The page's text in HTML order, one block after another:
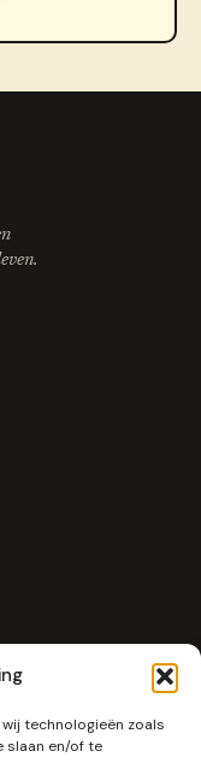
technologieën zoals
slaan en/of te